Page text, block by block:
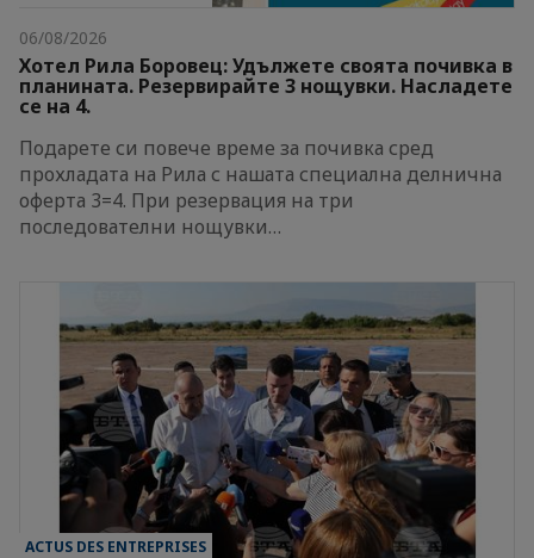
06/08/2026
Хотел Рила Боровец: Удължете своята почивка в
планината. Резервирайте 3 нощувки. Насладете
се на 4.
Подарете си повече време за почивка сред
прохладата на Рила с нашата специална делнична
оферта 3=4. При резервация на три
последователни нощувки…
ACTUS DES ENTREPRISES